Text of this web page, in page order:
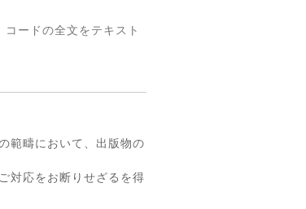
ードの全文をテキスト
範疇において、出版物の
対応をお断りせざるを得